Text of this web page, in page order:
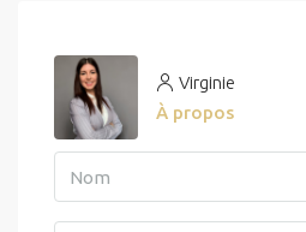
Virginie
À propos